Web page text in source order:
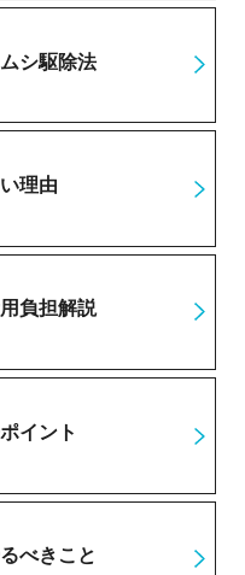
シ駆除法
理由
負担解説
イント
べきこと